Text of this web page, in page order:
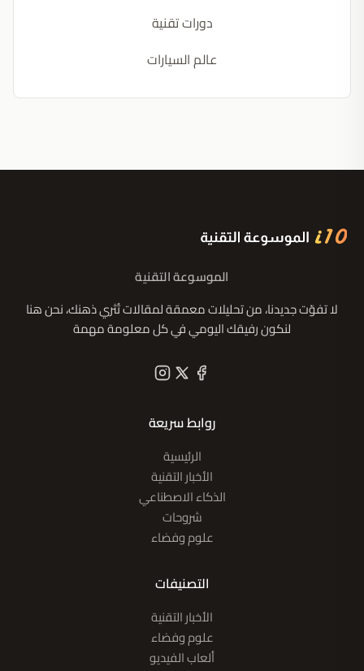
دورات تقنية
عالم السيارات
الموسوعة التقنية
لا تفوّت جديدنا، من تحليلات معمقة لمقالات تُثري ذهنك، نحن هنا
لنكون رفيقك اليومي في كل معلومة مهمة
روابط سريعة
الرئيسية
الأخبار التقنية
الذكاء الاصطناعي
شروحات
علوم وفضاء
التصنيفات
الأخبار التقنية
علوم وفضاء
ألعاب الفيديو